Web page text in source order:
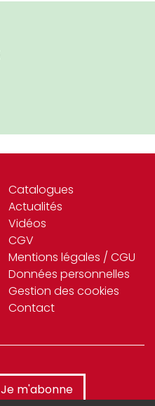
Catalogues
Actualités
Vidéos
CGV
Mentions légales / CGU
Données personnelles
Gestion des cookies
Contact
Je m'abonne